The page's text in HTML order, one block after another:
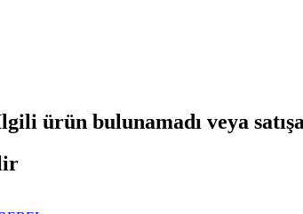
ürün bulunamadı veya